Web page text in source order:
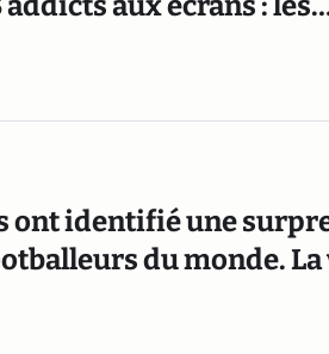
ont identifié une
du monde. La